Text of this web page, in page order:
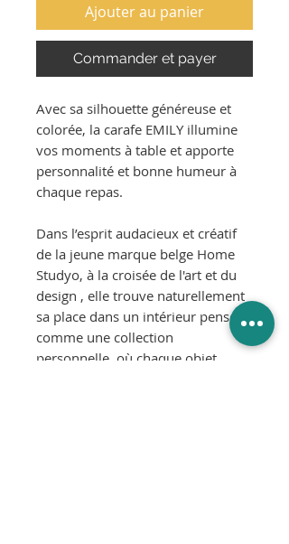
Ajouter au panier
Commander et payer
Avec sa silhouette généreuse et
colorée, la carafe EMILY illumine
vos moments à table et apporte
personnalité et bonne humeur à
chaque repas.
Dans l’esprit audacieux et créatif
de la jeune marque belge Home
Studyo, à la croisée de l'art et du
design , elle trouve naturellement
sa place dans un intérieur pensé
comme une collection
personnelle, où chaque objet